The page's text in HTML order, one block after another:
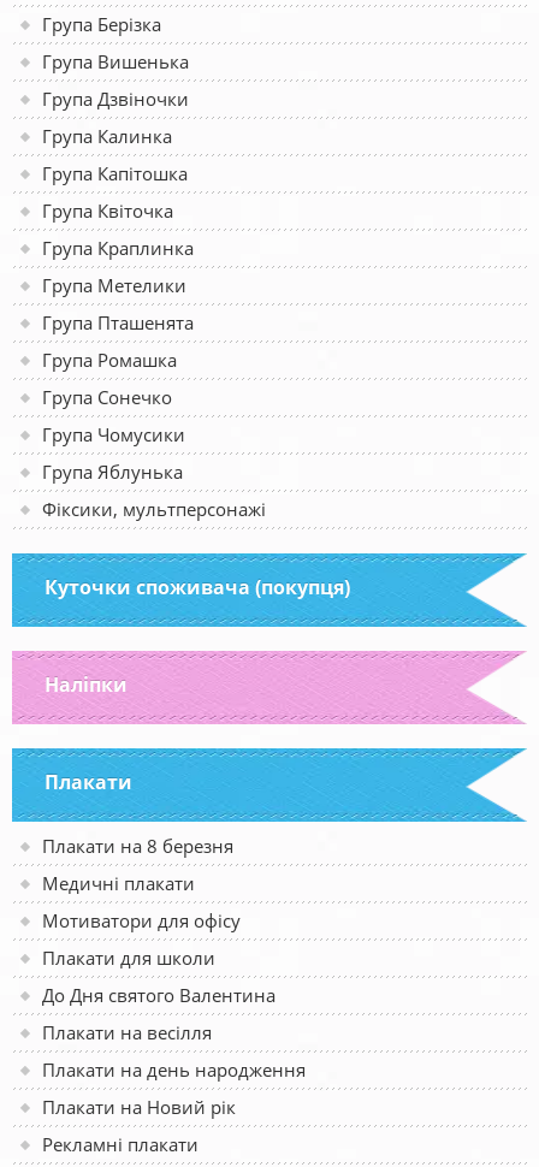
Група Берізка
Група Вишенька
Група Дзвіночки
Група Калинка
Група Капітошка
Група Квіточка
Група Краплинка
Група Метелики
Група Пташенята
Група Ромашка
Група Сонечко
Група Чомусики
Група Яблунька
Фіксики, мультперсонажі
Куточки споживача (покупця)
Наліпки
Плакати
Плакати на 8 березня
Медичні плакати
Мотиватори для офісу
Плакати для школи
До Дня святого Валентина
Плакати на весілля
Плакати на день народження
Плакати на Новий рік
Рекламні плакати